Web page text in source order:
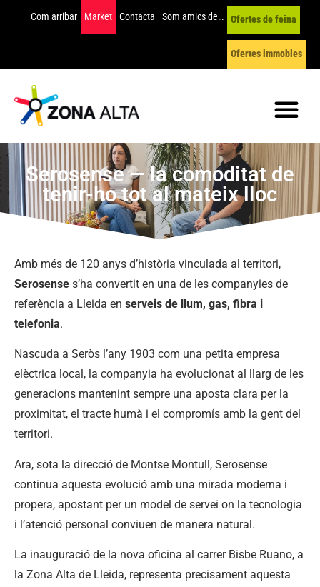
Com arribar Market Contacta Som amics de… Ofertes de feina
Ofertes immobles
Serosense — la comoditat de
tenir-ho tot al mateix lloc
Amb més de 120 anys d’història vinculada al territori,
Serosense s’ha convertit en una de les companyies de
referència a Lleida en serveis de llum, gas, fibra i
telefonia.
Nascuda a Seròs l’any 1903 com una petita empresa
elèctrica local, la companyia ha evolucionat al llarg de les
generacions mantenint sempre una aposta clara per la
proximitat, el tracte humà i el compromís amb la gent del
territori.
Ara, sota la direcció de Montse Montull, Serosense
continua aquesta evolució amb una mirada moderna i
propera, apostant per un model de servei on la tecnologia
i l’atenció personal conviuen de manera natural.
La inauguració de la nova oficina al carrer Bisbe Ruano, a
la Zona Alta de Lleida, representa precisament aquesta